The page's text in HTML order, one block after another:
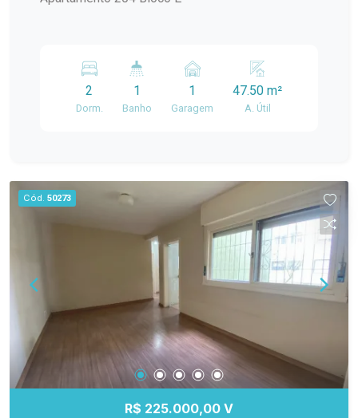
contato para mais informações e venha descobrir
tudo o que este imóvel tem a oferecer.
2
Dorm.
1
Banho
1
Garagem
47.50 m²
A. Útil
Cód. 50273
R$ 225.000,00 V